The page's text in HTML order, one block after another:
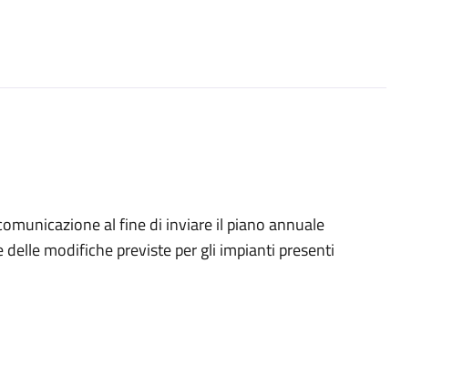
al fine di inviare il piano annuale
modifiche previste per gli impianti presenti